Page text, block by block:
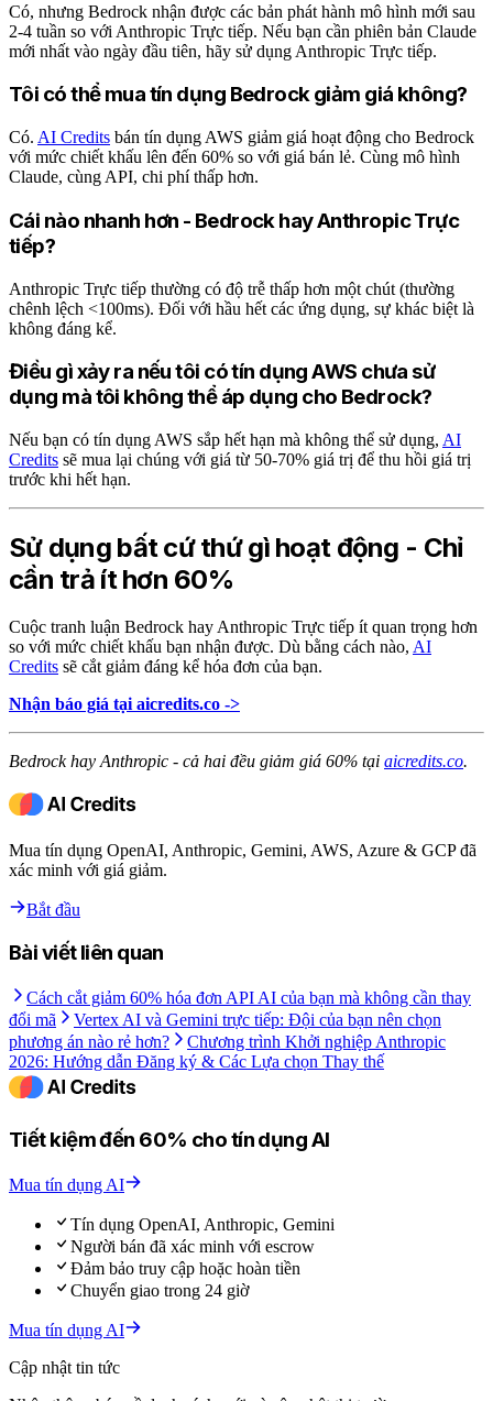
Có, nhưng Bedrock nhận được các bản phát hành mô hình mới sau
2-4 tuần so với Anthropic Trực tiếp. Nếu bạn cần phiên bản Claude
mới nhất vào ngày đầu tiên, hãy sử dụng Anthropic Trực tiếp.
Tôi có thể mua tín dụng Bedrock giảm giá không?
Có. AI Credits bán tín dụng AWS giảm giá hoạt động cho Bedrock
với mức chiết khấu lên đến 60% so với giá bán lẻ. Cùng mô hình
Claude, cùng API, chi phí thấp hơn.
Cái nào nhanh hơn - Bedrock hay Anthropic Trực
tiếp?
Anthropic Trực tiếp thường có độ trễ thấp hơn một chút (thường
chênh lệch <100ms). Đối với hầu hết các ứng dụng, sự khác biệt là
không đáng kể.
Điều gì xảy ra nếu tôi có tín dụng AWS chưa sử
dụng mà tôi không thể áp dụng cho Bedrock?
Nếu bạn có tín dụng AWS sắp hết hạn mà không thể sử dụng, AI
Credits sẽ mua lại chúng với giá từ 50-70% giá trị để thu hồi giá trị
trước khi hết hạn.
Sử dụng bất cứ thứ gì hoạt động - Chỉ
cần trả ít hơn 60%
Cuộc tranh luận Bedrock hay Anthropic Trực tiếp ít quan trọng hơn
so với mức chiết khấu bạn nhận được. Dù bằng cách nào, AI
Credits sẽ cắt giảm đáng kể hóa đơn của bạn.
Nhận báo giá tại aicredits.co ->
Bedrock hay Anthropic - cả hai đều giảm giá 60% tại aicredits.co.
Mua tín dụng OpenAI, Anthropic, Gemini, AWS, Azure & GCP đã
xác minh với giá giảm.
Bắt đầu
Bài viết liên quan
Cách cắt giảm 60% hóa đơn API AI của bạn mà không cần thay
đổi mã
Vertex AI và Gemini trực tiếp: Đội của bạn nên chọn
phương án nào rẻ hơn?
Chương trình Khởi nghiệp Anthropic
2026: Hướng dẫn Đăng ký & Các Lựa chọn Thay thế
Tiết kiệm đến 60% cho tín dụng AI
Mua tín dụng AI
Tín dụng OpenAI, Anthropic, Gemini
Người bán đã xác minh với escrow
Đảm bảo truy cập hoặc hoàn tiền
Chuyển giao trong 24 giờ
Mua tín dụng AI
Cập nhật tin tức